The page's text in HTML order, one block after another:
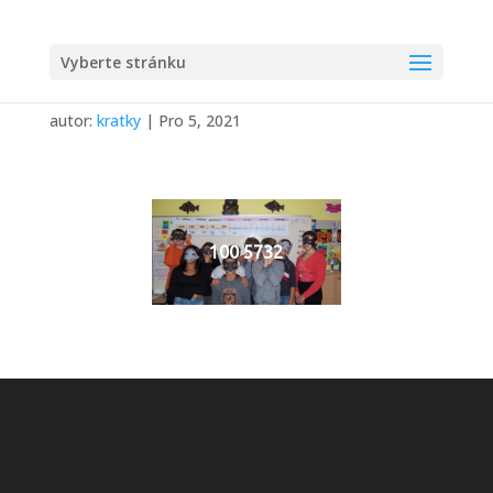
Vyberte stránku
HALOWEEN
autor: kratky| Pro 5, 2021
100 5732